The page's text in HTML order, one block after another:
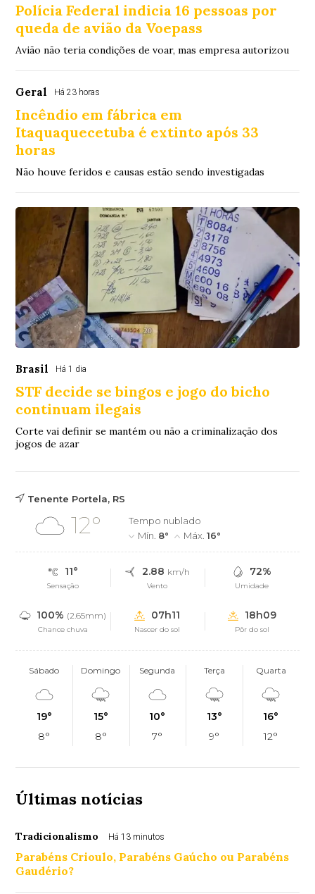
Polícia Federal indicia 16 pessoas por
queda de avião da Voepass
Avião não teria condições de voar, mas empresa autorizou
Geral Há 23 horas
Incêndio em fábrica em
Itaquaquecetuba é extinto após 33
horas
Não houve feridos e causas estão sendo investigadas
Brasil Há 1 dia
STF decide se bingos e jogo do bicho
continuam ilegais
Corte vai definir se mantém ou não a criminalização dos
jogos de azar
Tenente Portela, RS
12°
Tempo nublado
Mín. 8° Máx.16°
11°
Sensação
2.88 km/h
Vento
72%
Umidade
100% (2.65mm)
Chance chuva
07h11
Nascer do sol
18h09
Pôr do sol
Sábado
19°
8°
Domingo
15°
8°
Segunda
10°
7°
Terça
13°
9°
Quarta
16°
12°
Últimas notícias
Tradicionalismo Há 13 minutos
Parabéns Crioulo, Parabéns Gaúcho ou Parabéns
Gaudério?